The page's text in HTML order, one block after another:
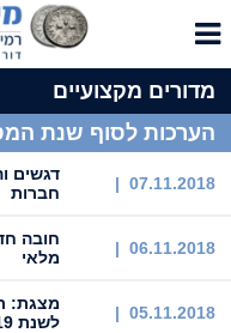
מדורים מקצועיים
הערכות לסוף שנת
07.11.2018 |
דגשים
חברות
06.11.2018 |
חובה
מלאי
05.11.2018 |
לשנת 2019